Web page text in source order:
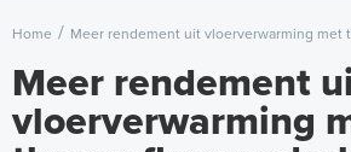
Home Meer rendement uit vloerverwarming met
Meer rendement
vloerverwarming